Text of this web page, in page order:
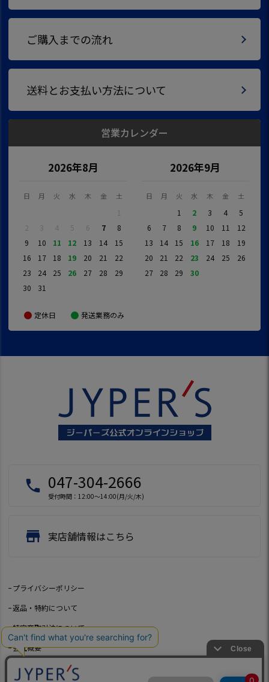
ご購入までの流れ
送料とお支払い方法について
営業カレンダー
2026年8月
日 月 火 水 木 金 土
1
2
3 4 5 6 7
8
9
10 11 12 13 14
15
16
17 18 19 20 21
22
23
24 25 26 27 28
29
30
31
2026年9月
日 月 火 水 木 金 土
1 2 3 4
5
6
7 8 9 10 11
12
13
14 15 16 17 18
19
20
21 22 23 24 25
26
27
28 29 30
定休日 発送業務のみ
local_phone 047-304-2666
受付時間：12:00～14:00(月/火/木)
store 実店舗情報はこちら
プライバシーポリシー
返品・特約について
特定商取引法について
会社概要
よくあるご質問